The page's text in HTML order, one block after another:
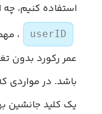
استفاده کنیم،
userID
،
عمر رکورد بدون
باشد. در مواردی
یک کلید جانشین